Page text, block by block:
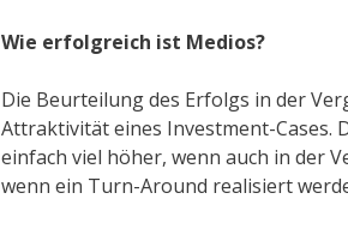
Wie erfolgreich ist Medios?
Die Beurteilung des Erfolgs in der
Attraktivität eines Investment-Cases.
einfach viel höher, wenn auch in der
wenn ein Turn-Around realisiert